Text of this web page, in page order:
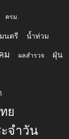
ครม.
นตรี น้ำท่วม
ม ผลสำรวจ ฝุ่น
ย
จำวัน